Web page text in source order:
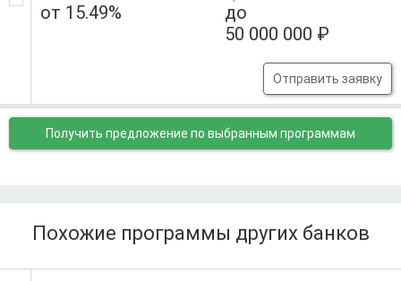
от 15.49%
до
50 000 000 ₽
Отправить заявку
Получить предложение по выбранным программам
Похожие программы других банков